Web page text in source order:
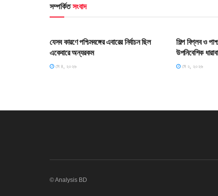
সম্পর্কিতসংবাদ
যেসব কারণে পশ্চিমবঙ্গের এবারের নির্বাচন ছিল
একেবারে অন্যরকম
মে ৪, ২০২৬
শিল্প বিপ্লব ও
উপনিবেশিক
মে ২, ২০২৬
© Analysis BD